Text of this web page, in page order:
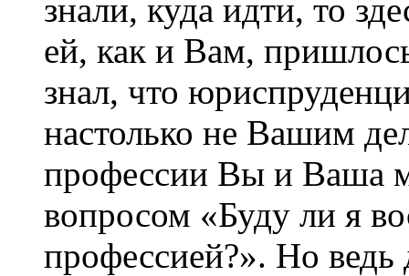
знали, куда идти, то
ей, как и Вам,
знал, что
настолько не Вашим
профессии Вы и Ваша
вопросом «Буду ли я
профессией?». Но ведь